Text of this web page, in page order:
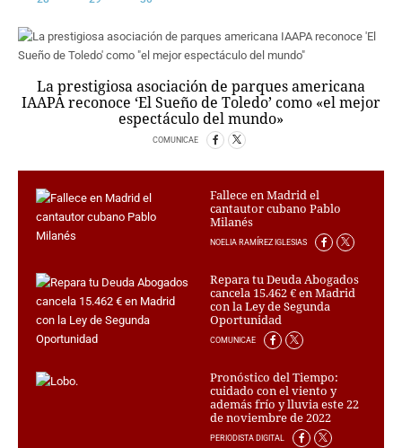
MOTOR
TRAVELLERS
EXPERTOS
GASTRONOMÍA
24X7
DIRECTORIOS
LO ÚLTIMO
BLOGS
TEMAS
La prestigiosa asociación de parques americana
IAAPA reconoce ‘El Sueño de Toledo’ como «el mejor
espectáculo del mundo»
COMUNICAE
Fallece en Madrid el
cantautor cubano Pablo
Milanés
NOELIA RAMÍREZ IGLESIAS
Repara tu Deuda Abogados
cancela 15.462 € en Madrid
con la Ley de Segunda
Oportunidad
COMUNICAE
Pronóstico del Tiempo:
cuidado con el viento y
además frío y lluvia este 22
de noviembre de 2022
PERIODISTA DIGITAL